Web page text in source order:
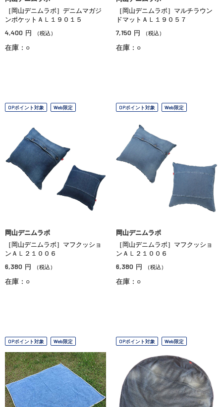
［岡山デニムラボ］デニムマガジ
ンポケットＡＬ１９０１５
4,400 円 （税込）
在庫：○
［岡山デニムラボ］マルチラウン
ドマットＡＬ１９０５７
7,150 円 （税込）
在庫：○
OPポイント対象 Web限定
岡山デニムラボ
［岡山デニムラボ］マフクッショ
ンＡＬ２１００６
6,380 円 （税込）
在庫：○
OPポイント対象 Web限定
岡山デニムラボ
［岡山デニムラボ］マフクッショ
ンＡＬ２１００６
6,380 円 （税込）
在庫：○
OPポイント対象 Web限定 OPポイント対象 Web限定